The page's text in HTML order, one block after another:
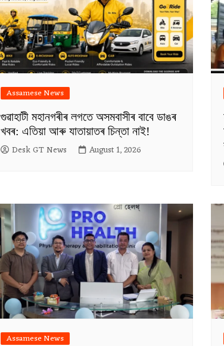
Assamese News
গুৱাহাটী মহানগৰীৰ লগতে অসমবাসীৰ বাবে ডাঙৰ
খবৰ: এতিয়া আৰু যাতায়াতৰ চিন্তা নাই!
Desk GT News August 1, 2026
Assamese News